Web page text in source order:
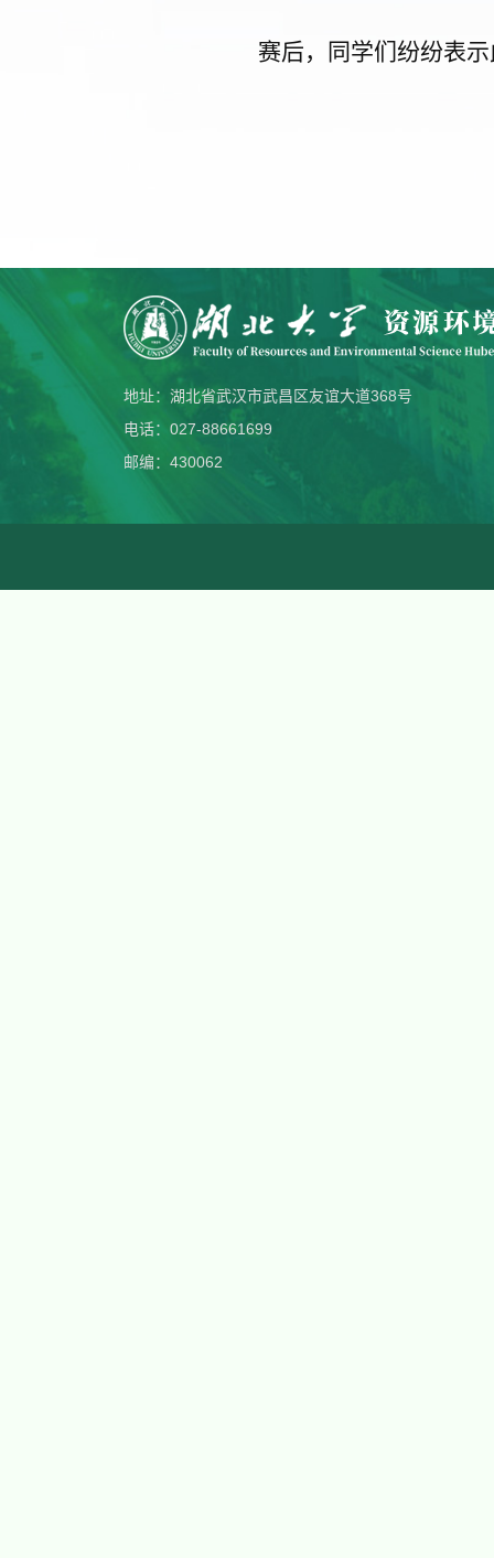
赛后，同学们纷纷表
地址：湖北省武汉市武昌区友谊大道368号
电话：027-88661699
邮编：430062